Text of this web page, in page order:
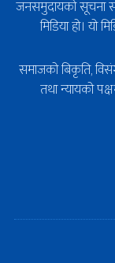
जनसमुदायको सूचना
मिडिया हो। यो
समाजको बिकृति,
तथा न्यायको